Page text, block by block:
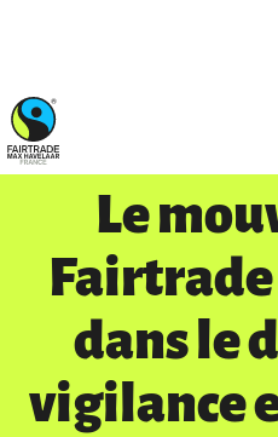
Pourquoi nous le faisons
Le
dans le
vigilance